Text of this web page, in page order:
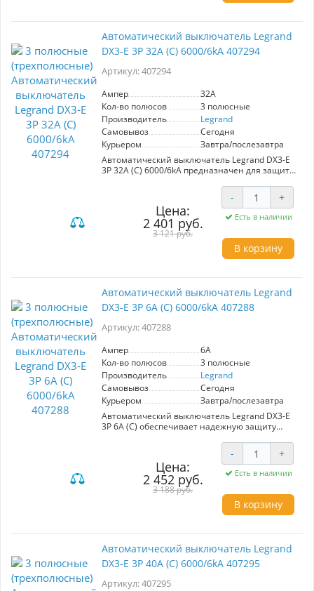
Автоматический выключатель Legrand
DX3-E 3P 32А (С) 6000/6kA 407294
Артикул: 407294
Ампер
32A
Кол-во полюсов
3 полюсные
Производитель
Legrand
Самовывоз
Сегодня
Курьером
Завтра/послезавтра
Автоматический выключатель Legrand DX3-E
3P 32А (С) 6000/6kA предназначен для защиты
перенапряжений. Обеспечивает защиту для
трехфазных систем с номинальным током 32А
и максимальным током отключения 6кA.
Идеален для надежной работы
электрооборудования в жилых и коммерческих
Цена:
2 401 руб.
3 121 руб.
- +
Есть в наличии
В корзину
Автоматический выключатель Legrand
DX3-E 3P 6А (С) 6000/6kA 407288
Артикул: 407288
Ампер
6A
Кол-во полюсов
3 полюсные
Производитель
Legrand
Самовывоз
Сегодня
Курьером
Завтра/послезавтра
Автоматический выключатель Legrand DX3-E
3P 6А (С) обеспечивает надежную защиту
коротких замыканий. С номинальным током
6A и максимальным током отключения 6kA, он
подходит для подключения трехфазных
систем. Идеален для обеспечения
безопасности домашних и офисных
Цена:
2 452 руб.
3 188 руб.
- +
Есть в наличии
В корзину
Автоматический выключатель Legrand
DX3-E 3P 40А (С) 6000/6kA 407295
Артикул: 407295